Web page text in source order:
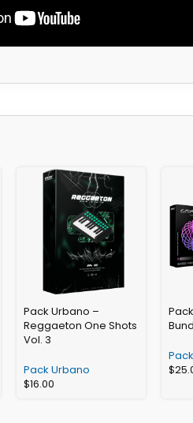
Pack Urbano –
Reggaeton One Shots
Vol. 3
Pack Urbano
$16.00
$